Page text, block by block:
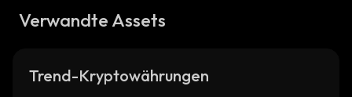
Verwandte Assets
Trend-Kryptowährungen